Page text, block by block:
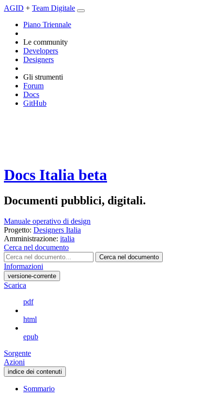
AGID + Team Digitale
Piano Triennale
Le community
Developers
Designers
Gli strumenti
Forum
Docs
GitHub
Docs Italia beta
Documenti pubblici, digitali.
Manuale operativo di design
Progetto: Designers Italia
Amministrazione: italia
Cerca nel documento
Cerca nel documento
Informazioni
versione-corrente
Scarica
pdf
html
epub
Sorgente
Azioni
indice dei contenuti
Sommario